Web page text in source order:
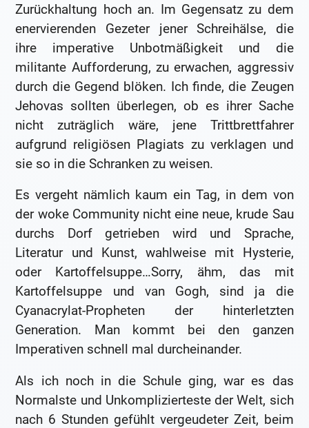
Zurückhaltung hoch an. Im Gegensatz zu dem
enervierenden Gezeter jener Schreihälse, die
ihre imperative Unbotmäßigkeit und die
militante Aufforderung, zu erwachen, aggressiv
durch die Gegend blöken. Ich finde, die Zeugen
Jehovas sollten überlegen, ob es ihrer Sache
nicht zuträglich wäre, jene Trittbrettfahrer
aufgrund religiösen Plagiats zu verklagen und
sie so in die Schranken zu weisen.
Es vergeht nämlich kaum ein Tag, in dem von
der woke Community nicht eine neue, krude Sau
durchs Dorf getrieben wird und Sprache,
Literatur und Kunst, wahlweise mit Hysterie,
oder Kartoffelsuppe…Sorry, ähm, das mit
Kartoffelsuppe und van Gogh, sind ja die
Cyanacrylat-Propheten der hinterletzten
Generation. Man kommt bei den ganzen
Imperativen schnell mal durcheinander.
Als ich noch in die Schule ging, war es das
Normalste und Unkomplizierteste der Welt, sich
nach 6 Stunden gefühlt vergeudeter Zeit, beim